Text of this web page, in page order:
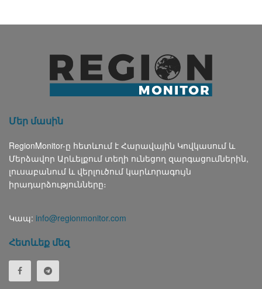
Մեր մասին
RegionMonitor-ը հետևում է Հարավային Կովկասում և
Մերձավոր Արևելքում տեղի ունեցող զարգացումներին,
լուսաբանում և վերլուծում կարևորագույն
իրադարձությունները։
Կապ: info@regionmonitor.com
Հետևեք մեզ